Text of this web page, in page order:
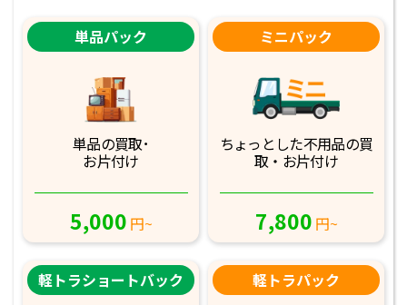
単品パック
単品の買取･
お片付け
5,000 円~
ミニパック
ちょっとした不用品の買
取・お片付け
7,800 円~
軽トラショートバック 軽トラパック